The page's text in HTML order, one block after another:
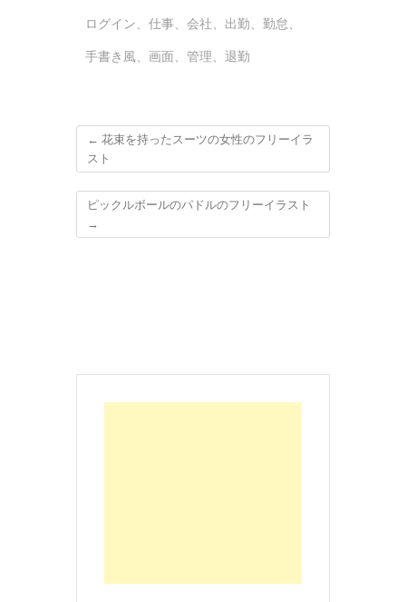
ログイン、 仕事、 会社、 出勤、 勤怠、
手書き風、 画面、 管理、 退勤
← 花束を持ったスーツの女性のフリーイラ
スト
ピックルボールのパドルのフリーイラスト
→